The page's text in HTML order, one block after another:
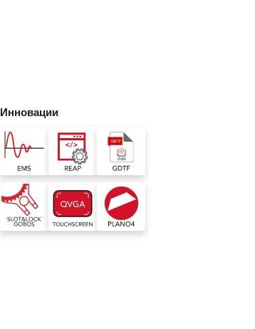
Global
Европа
Русскоязычные территории
Инновации